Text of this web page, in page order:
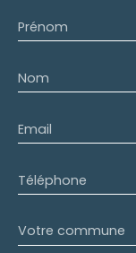
Prénom
Nom
Email
Téléphone
Votre commune